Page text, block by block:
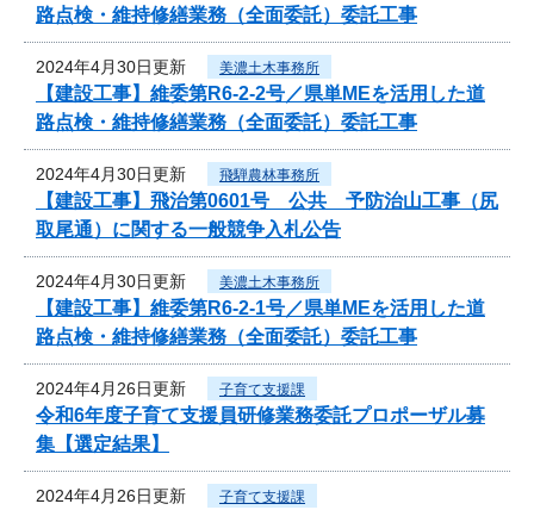
路点検・維持修繕業務（全面委託）委託工事
2024年4月30日更新 美濃土木事務所
【建設工事】維委第R6-2-2号／県単MEを活用した道
路点検・維持修繕業務（全面委託）委託工事
2024年4月30日更新 飛騨農林事務所
【建設工事】飛治第0601号 公共 予防治山工事（尻
取尾通）に関する一般競争入札公告
2024年4月30日更新 美濃土木事務所
【建設工事】維委第R6-2-1号／県単MEを活用した道
路点検・維持修繕業務（全面委託）委託工事
2024年4月26日更新 子育て支援課
令和6年度子育て支援員研修業務委託プロポーザル募
集【選定結果】
2024年4月26日更新 子育て支援課